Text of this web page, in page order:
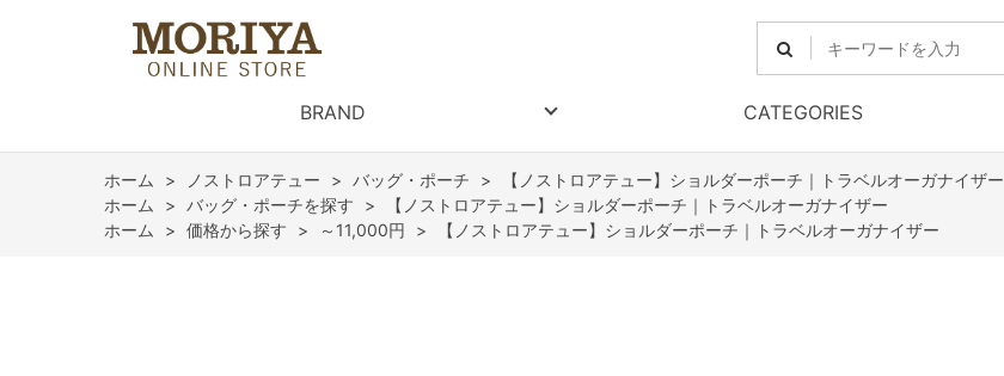
BRAND CATEGORIES
ホーム > ノストロアテュー > バッグ・ポーチ >
【ノストロアテュー】ショルダーポーチ｜トラベルオーガナイザー
ホーム
> バッグ・ポーチを探す >
【ノストロアテュー】ショルダーポーチ｜トラベルオーガナイザー
ホーム
> 価格から探す > ～11,000円 > 【ノストロアテュー】ショルダーポーチ｜トラベルオーガナイザー